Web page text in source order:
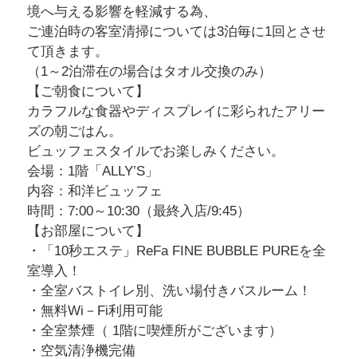
境へ与える影響を軽減する為、
ご連泊時の客室清掃については3泊毎に1回とさせ
て頂きます。
（1～2泊滞在の場合はタオル交換のみ）
【ご朝食について】
カラフルな食器やディスプレイに彩られたアリー
ズの朝ごはん。
ビュッフェスタイルでお楽しみください。
会場：1階「ALLY’S」
内容：和洋ビュッフェ
時間：7:00～10:30（最終入店/9:45）
【お部屋について】
・「10秒エステ」ReFa FINE BUBBLE PUREを全
室導入！
・全室バストイレ別、洗い場付きバスルーム！
・無料Wi－Fi利用可能
・全室禁煙（ 1階に喫煙所がございます）
・空気清浄機完備